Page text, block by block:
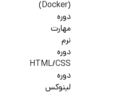
(Docker)
دوره
مهارت
نرم
دوره
HTML/CSS
دوره
لینوکس